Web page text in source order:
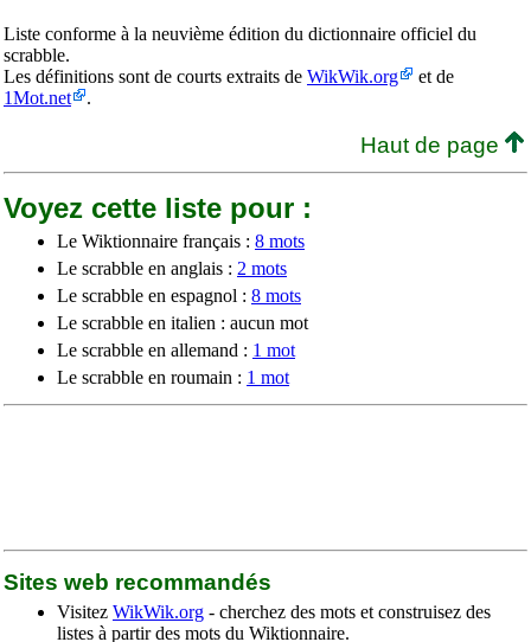
Liste conforme à la neuvième édition du dictionnaire officiel du
scrabble.
Les définitions sont de courts extraits de WikWik.org
et de
1Mot.net
.
Haut de page
Voyez cette liste pour :
Le Wiktionnaire français : 8 mots
Le scrabble en anglais : 2 mots
Le scrabble en espagnol : 8 mots
Le scrabble en italien : aucun mot
Le scrabble en allemand : 1 mot
Le scrabble en roumain : 1 mot
Sites web recommandés
Visitez WikWik.org - cherchez des mots et construisez des
listes à partir des mots du Wiktionnaire.